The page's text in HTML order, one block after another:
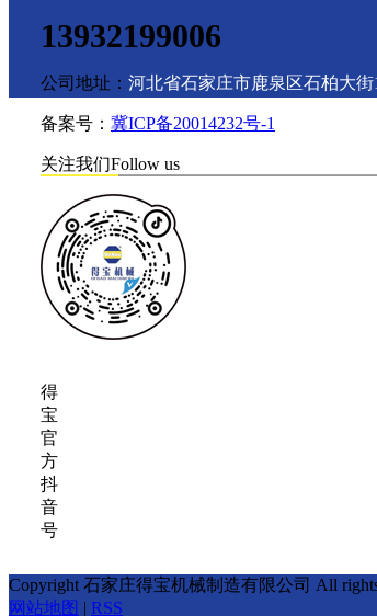
13932199006
公司地址： 河北省石家庄市鹿泉区石柏大街
备案号： 冀ICP备20014232号-1
关注我们Follow us
得
宝
官
方
抖
音
号
Copyright 石家庄得宝机械制造有限公司 All
网站地图 | RSS